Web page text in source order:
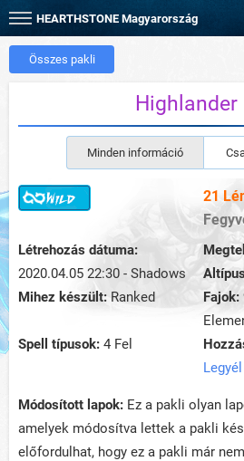
HEARTHSTONE Magyarország
Összes pakli
Highlander
Minden információ
21
Létrehozás dátuma:
2020.04.05 22:30 - Shadows
Mihez készült: Ranked Fajok:
Spell típusok: 4 Fel
Módosított lapok: Ez a pakli olyan
amelyek módosítva lettek a pakli
előfordulhat, hogy ez a pakli már